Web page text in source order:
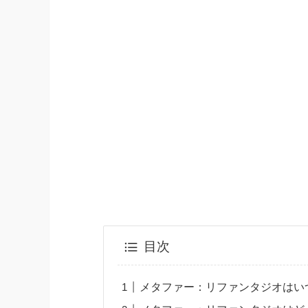
目次
メタファー：リファンタジオはい